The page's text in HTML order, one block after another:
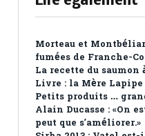
Morteau et
fumées de Franche-
La recette du saumon
Livre : la Mère
Petits produits …
Alain Ducasse : «On
peut que s’améliorer.»